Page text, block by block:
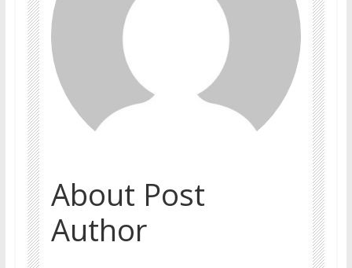
About Post
Author